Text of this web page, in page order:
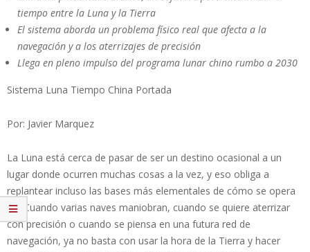
tiempo entre la Luna y la Tierra
El sistema aborda un problema físico real que afecta a la
navegación y a los aterrizajes de precisión
Llega en pleno impulso del programa lunar chino rumbo a 2030
Sistema Luna Tiempo China Portada
Por: Javier Marquez
La Luna está cerca de pasar de ser un destino ocasional a un
lugar donde ocurren muchas cosas a la vez, y eso obliga a
replantear incluso las bases más elementales de cómo se opera
allí. Cuando varias naves maniobran, cuando se quiere aterrizar
con precisión o cuando se piensa en una futura red de
navegación, ya no basta con usar la hora de la Tierra y hacer